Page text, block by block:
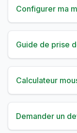
Configurer ma
Guide de prise
Calculateur
Demander un